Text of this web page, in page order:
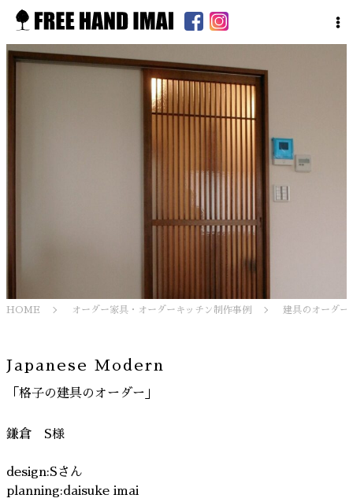
HOME オーダー家具・オーダーキッチン制作事例 建具のオーダー
Japanese Modern
「格子の建具のオーダー」
鎌倉 S様
design:Sさん
planning:daisuke imai